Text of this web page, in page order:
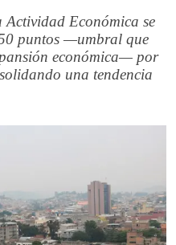
Económica se
puntos —umbral que
económica— por
una tendencia